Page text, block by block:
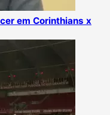
em Corinthians x